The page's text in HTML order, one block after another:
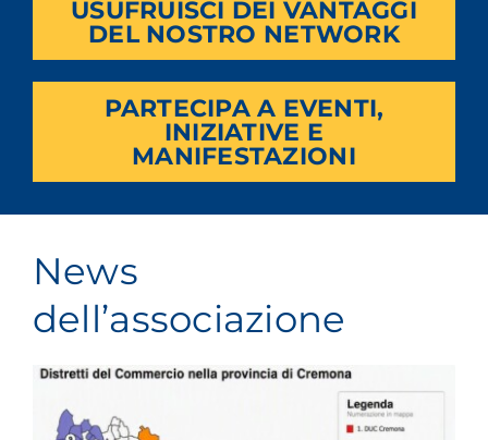
USUFRUISCI DEI VANTAGGI
DEL NOSTRO NETWORK
PARTECIPA A EVENTI,
INIZIATIVE E
MANIFESTAZIONI
News
dell’associazione